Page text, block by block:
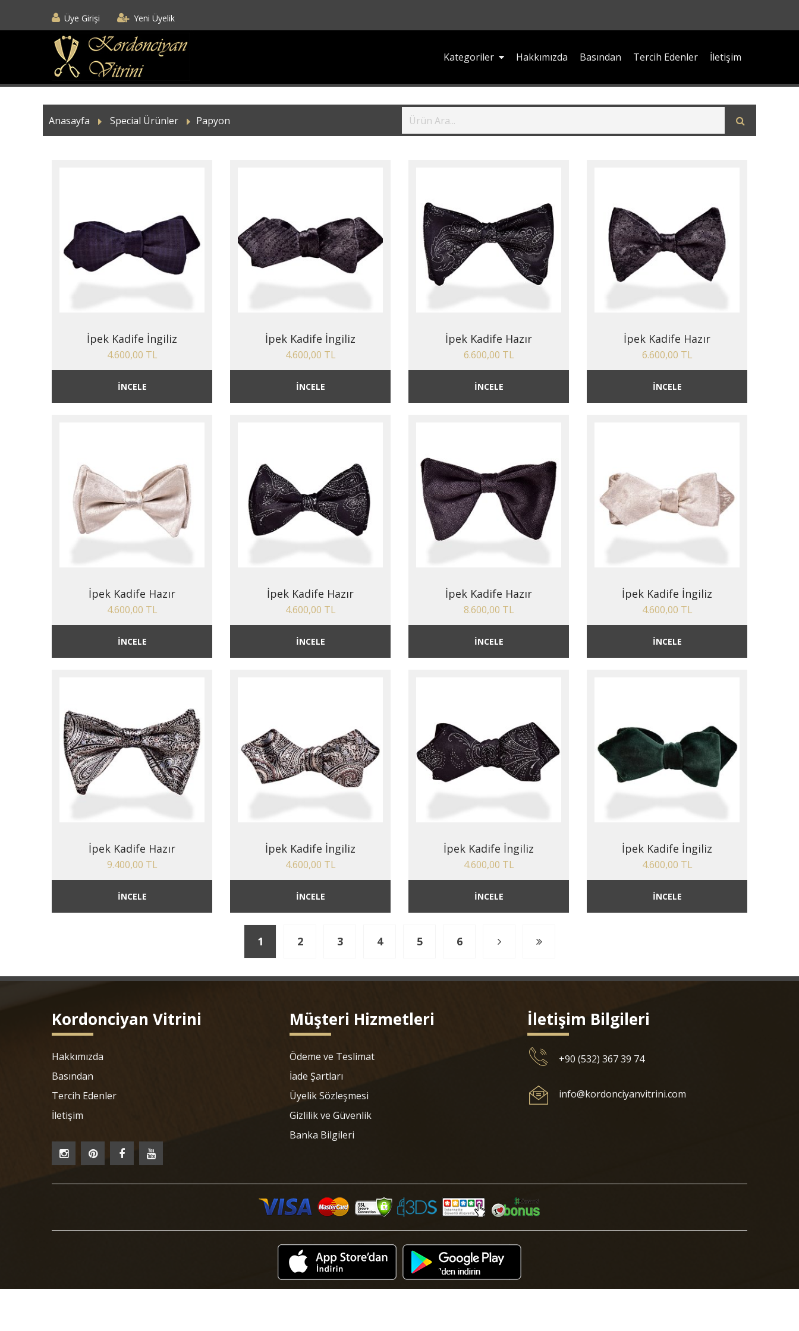
Üye Girişi Yeni Üyelik
Kategoriler Hakkımızda Basından Tercih Edenler İletişim
Anasayfa Special Ürünler Papyon
İpek Kadife İngiliz
4.600,00 TL
İNCELE
İpek Kadife İngiliz
4.600,00 TL
İNCELE
İpek Kadife Hazır
6.600,00 TL
İNCELE
İpek Kadife Hazır
6.600,00 TL
İNCELE
İpek Kadife Hazır
4.600,00 TL
İNCELE
İpek Kadife Hazır
4.600,00 TL
İNCELE
İpek Kadife Hazır
8.600,00 TL
İNCELE
İpek Kadife İngiliz
4.600,00 TL
İNCELE
İpek Kadife Hazır
9.400,00 TL
İNCELE
İpek Kadife İngiliz
4.600,00 TL
İNCELE
İpek Kadife İngiliz
4.600,00 TL
İNCELE
İpek Kadife İngiliz
4.600,00 TL
İNCELE
1 2 3 4 5 6
Kordonciyan Vitrini
Hakkımızda
Basından
Tercih Edenler
İletişim
Müşteri Hizmetleri
Ödeme ve Teslimat
İade Şartları
Üyelik Sözleşmesi
Gizlilik ve Güvenlik
Banka Bilgileri
İletişim Bilgileri
+90 (532) 367 39 74
info@kordonciyanvitrini.com